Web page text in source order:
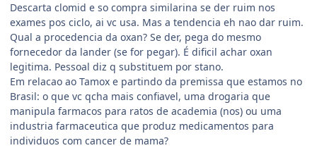
Descarta clomid e so compra similarina se der ruim nos
exames pos ciclo, ai vc usa. Mas a tendencia eh nao dar ruim.
Qual a procedencia da oxan? Se der, pega do mesmo
fornecedor da lander (se for pegar). É dificil achar oxan
legitima. Pessoal diz q substituem por stano.
Em relacao ao Tamox e partindo da premissa que estamos no
Brasil: o que vc qcha mais confiavel, uma drogaria que
manipula farmacos para ratos de academia (nos) ou uma
industria farmaceutica que produz medicamentos para
individuos com cancer de mama?